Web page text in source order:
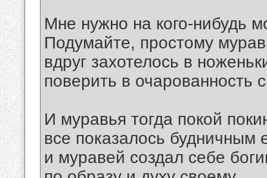
Мне нужно на кого-нибудь
Подумайте, простому
вдруг захотелось в
поверить в очарованность
И муравья тогда покой
все показалось будничным
и муравей создал себе